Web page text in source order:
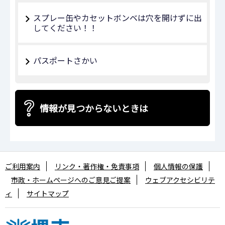
スプレー缶やカセットボンベは穴を開けずに出
してください！！
パスポートさかい
情報が見つからないときは
ご利用案内 リンク・著作権・免責事項
個人情報の保護
市政・ホームページへのご意見ご提案
ウェブアクセシビリテ
ィ
サイトマップ